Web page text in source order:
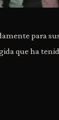
para
que ha